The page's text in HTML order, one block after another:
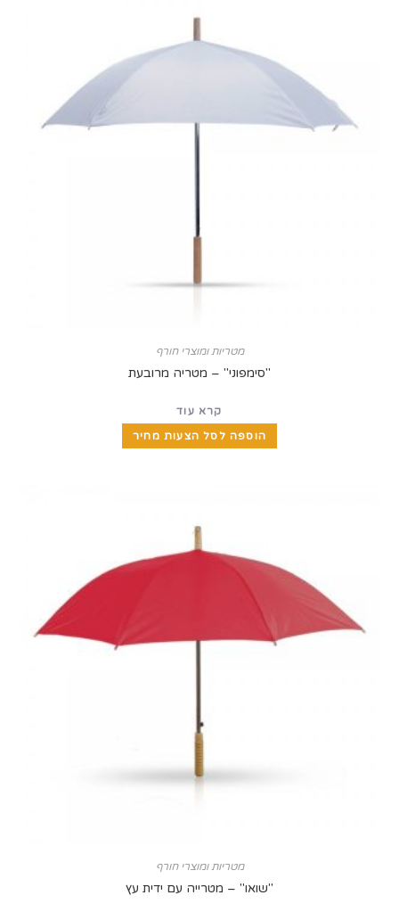
מטריות ומוצרי חורף
"סימפוני" – מטריה מרובעת
הוספה לסל הצעות מחיר
מטריות ומוצרי חורף
"שואו" – מטרייה עם ידית עץ